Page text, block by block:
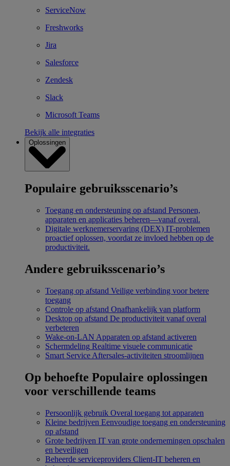
ServiceNow
Freshworks
Jira
Salesforce
Zendesk
Slack
Microsoft Teams
Bekijk alle integraties
Oplossingen
Populaire gebruiksscenario’s
Toegang en ondersteuning op afstand Personen,
apparaten en applicaties beheren—vanaf overal.
Digitale werknemerservaring (DEX) IT-problemen
proactief oplossen, voordat ze invloed hebben op de
productiviteit.
Andere gebruiksscenario’s
Toegang op afstand Veilige verbinding voor betere
toegang
Controle op afstand Onafhankelijk van platform
Desktop op afstand De productiviteit vanaf overal
verbeteren
Wake-on-LAN Apparaten op afstand activeren
Schermdeling Realtime visuele communicatie
Smart Service Aftersales-activiteiten stroomlijnen
Op behoefte Populaire oplossingen
voor verschillende teams
Persoonlijk gebruik Overal toegang tot apparaten
Kleine bedrijven Eenvoudige toegang en ondersteuning
op afstand
Grote bedrijven IT van grote ondernemingen opschalen
en beveiligen
Beheerde serviceproviders Client-IT beheren en